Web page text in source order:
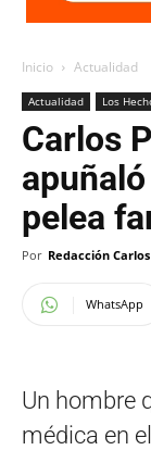
Inicio Actualidad
Actualidad Los
Carlos
pelea
Por Redacción
WhatsApp
Un hombre
médica en